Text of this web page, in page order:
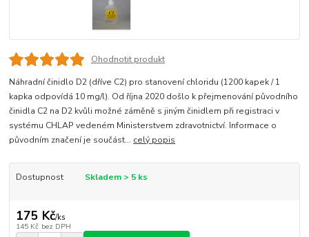
Ohodnotit produkt
Náhradní činidlo D2 (dříve C2) pro stanovení chloridu (1200 kapek / 1
kapka odpovídá 10 mg/l). Od října 2020 došlo k přejmenování původního
činidla C2 na D2 kvůli možné záměně s jiným činidlem při registraci v
systému CHLAP vedeném Ministerstvem zdravotnictví. Informace o
původním značení je součást... celý popis
Dostupnost Skladem > 5 ks
175 Kč/ks
145 Kč bez DPH